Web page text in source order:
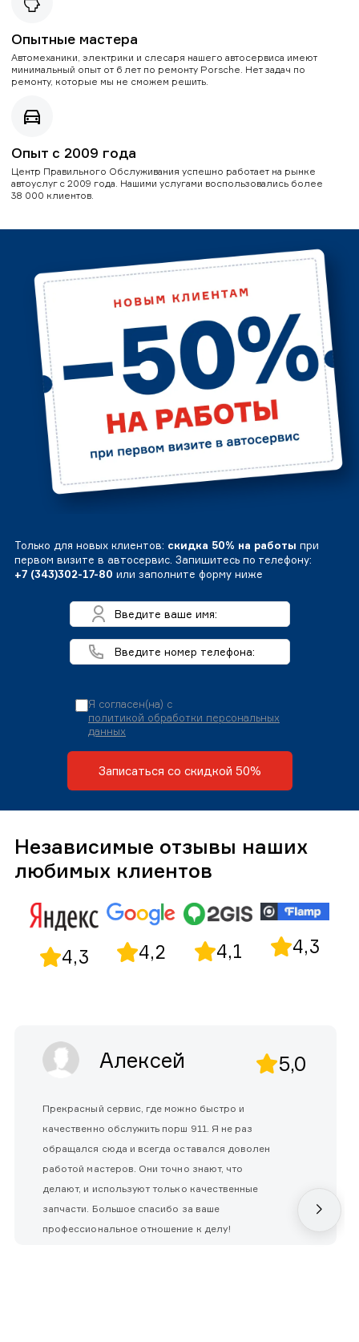
Опытные мастера
Автомеханики, электрики и слесаря нашего автосервиса имеют
минимальный опыт от 6 лет по ремонту Porsche. Нет задач по
ремонту, которые мы не сможем решить.
Опыт с 2009 года
Центр Правильного Обслуживания успешно работает на рынке
автоуслуг с 2009 года. Нашими услугами воспользовались более
38 000 клиентов.
Только для новых клиентов: скидка 50% на работы при
первом визите в автосервис. Запишитесь по телефону:
+7 (343)302-17-80 или заполните форму ниже
Я согласен(на) с
политикой обработки персональных
данных
Записаться со скидкой 50%
Независимые отзывы наших
любимых клиентов
4,3 4,2 4,1 4,3
Алексей 5,0
Прекрасный сервис, где можно быстро и
качественно обслужить порш 911. Я не раз
обращался сюда и всегда оставался доволен
работой мастеров. Они точно знают, что
делают, и используют только качественные
запчасти. Большое спасибо за ваше
профессиональное отношение к делу!